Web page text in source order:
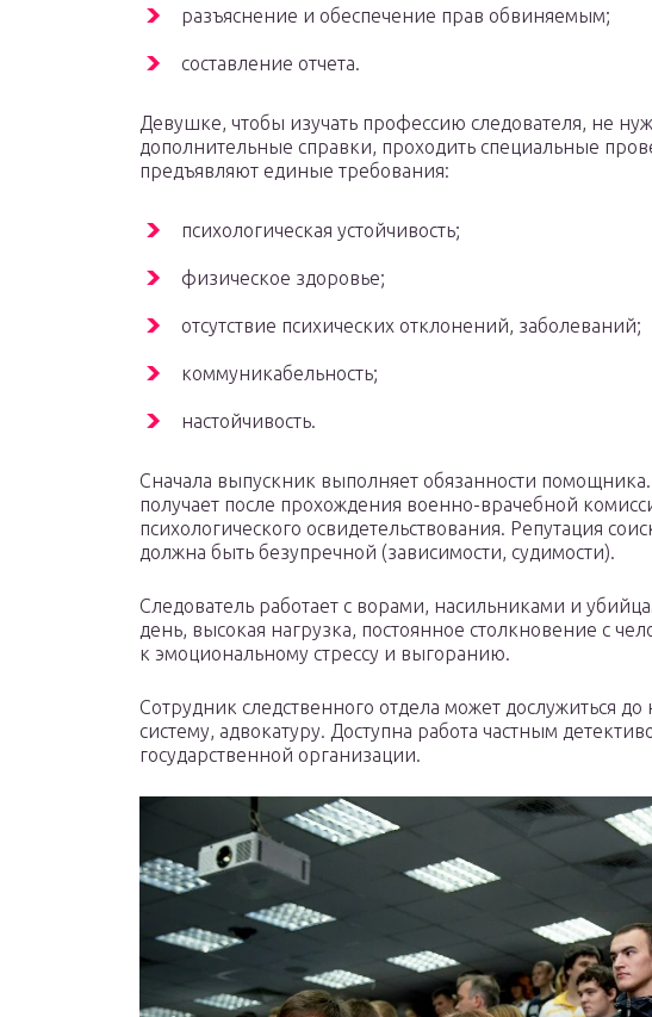
разъяснение и обеспечение прав обвиняемым;
составление отчета.
Девушке, чтобы изучать профессию следователя, не
дополнительные справки, проходить специальные
предъявляют единые требования:
психологическая устойчивость;
физическое здоровье;
отсутствие психических отклонений, заболеваний;
коммуникабельность;
настойчивость.
Сначала выпускник выполняет обязанности
получает после прохождения военно-врачебной
психологического освидетельствования. Репутация
должна быть безупречной (зависимости, судимости).
Следователь работает с ворами, насильниками и
день, высокая нагрузка, постоянное столкновение с
к эмоциональному стрессу и выгоранию.
Сотрудник следственного отдела может дослужиться
систему, адвокатуру. Доступна работа частным
государственной организации.